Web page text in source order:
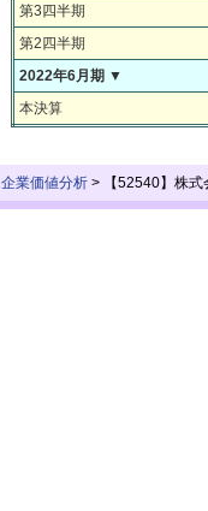
第3四半期
第2四半期
2022年6月期 ▼
本決算
企業価値分析 > 【52540】株